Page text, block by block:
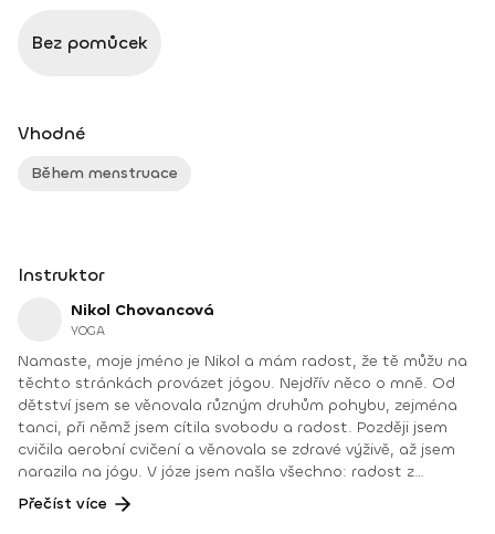
Bez pomůcek
Vhodné
Během menstruace
Instruktor
Nikol Chovancová
YOGA
Namaste, moje jméno je Nikol a mám radost, že tě můžu na
těchto stránkách provázet jógou. Nejdřív něco o mně. Od
dětství jsem se věnovala různým druhům pohybu, zejména
tanci, při němž jsem cítila svobodu a radost. Později jsem
cvičila aerobní cvičení a věnovala se zdravé výživě, až jsem
narazila na jógu. V józe jsem našla všechno: radost z
pohybu, uvolnění těla a mysli, spojení se sebou a odpovědi
na hlubší otázky. Józe se aktivně věnuji od roku 2008.
Přečíst více